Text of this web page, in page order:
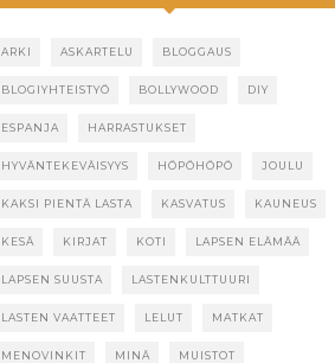
ARKI ASKARTELU BLOGGAUS
BLOGIYHTEISTYÖ BOLLYWOOD DIY
ESPANJA HARRASTUKSET
HYVÄNTEKEVÄISYYS HÖPÖHÖPÖ JOULU
KAKSI PIENTÄ LASTA KASVATUS KAUNEUS
KESÄ KIRJAT KOTI LAPSEN ELÄMÄÄ
LAPSEN SUUSTA LASTENKULTTUURI
LASTEN VAATTEET LELUT MATKAT
MENOVINKIT MINÄ MUISTOT